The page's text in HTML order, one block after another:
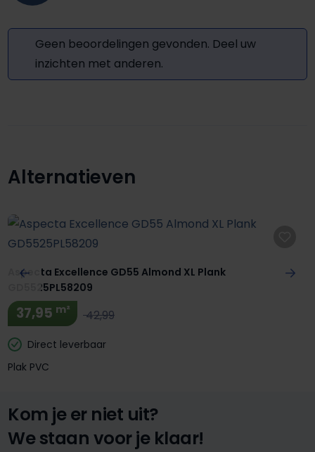
Geen beoordelingen gevonden. Deel uw
inzichten met anderen.
Productgalerij overslaan
Alternatieven
Aspecta Excellence GD55 Almond XL Plank
GD5525PL58209
37,95 m² 42,99
Direct leverbaar
Plak PVC
Kom je er niet uit?
We staan voor je klaar!